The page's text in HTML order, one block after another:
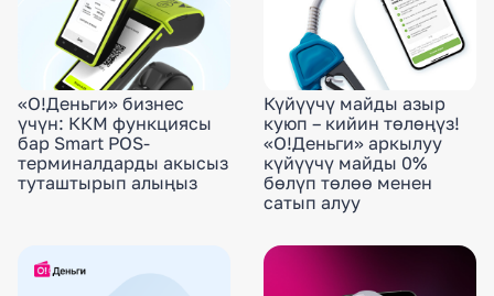
«О!Деньги» бизнес
үчүн: ККМ функциясы
бар Smart POS-
терминалдарды акысыз
туташтырып алыңыз
Күйүүчү майды азыр
куюп – кийин төлөңүз!
«О!Деньги» аркылуу
күйүүчү майды 0%
бөлүп төлөө менен
сатып алуу